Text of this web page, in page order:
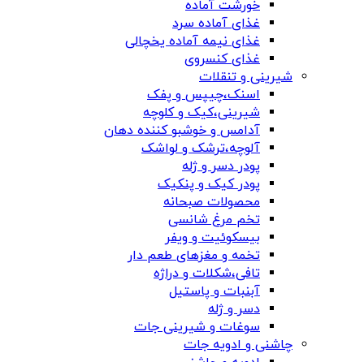
خورشت آماده
غذای آماده سرد
غذای نیمه آماده یخچالی
غذای کنسروی
شیرینی و تنقلات
اسنک،چیپس و پفک
شیرینی،کیک و کلوچه
آدامس و خوشبو کننده دهان
آلوچه،ترشک و لواشک
پودر دسر و ژله
پودر کیک و پنکیک
محصولات صبحانه
تخم مرغ شانسی
بیسکوئیت و ویفر
تخمه و مغزهای طعم دار
تافی،شکلات و دراژه
آبنبات و پاستیل
دسر و ژله
سوغات و شیرینی جات
چاشنی و ادویه جات